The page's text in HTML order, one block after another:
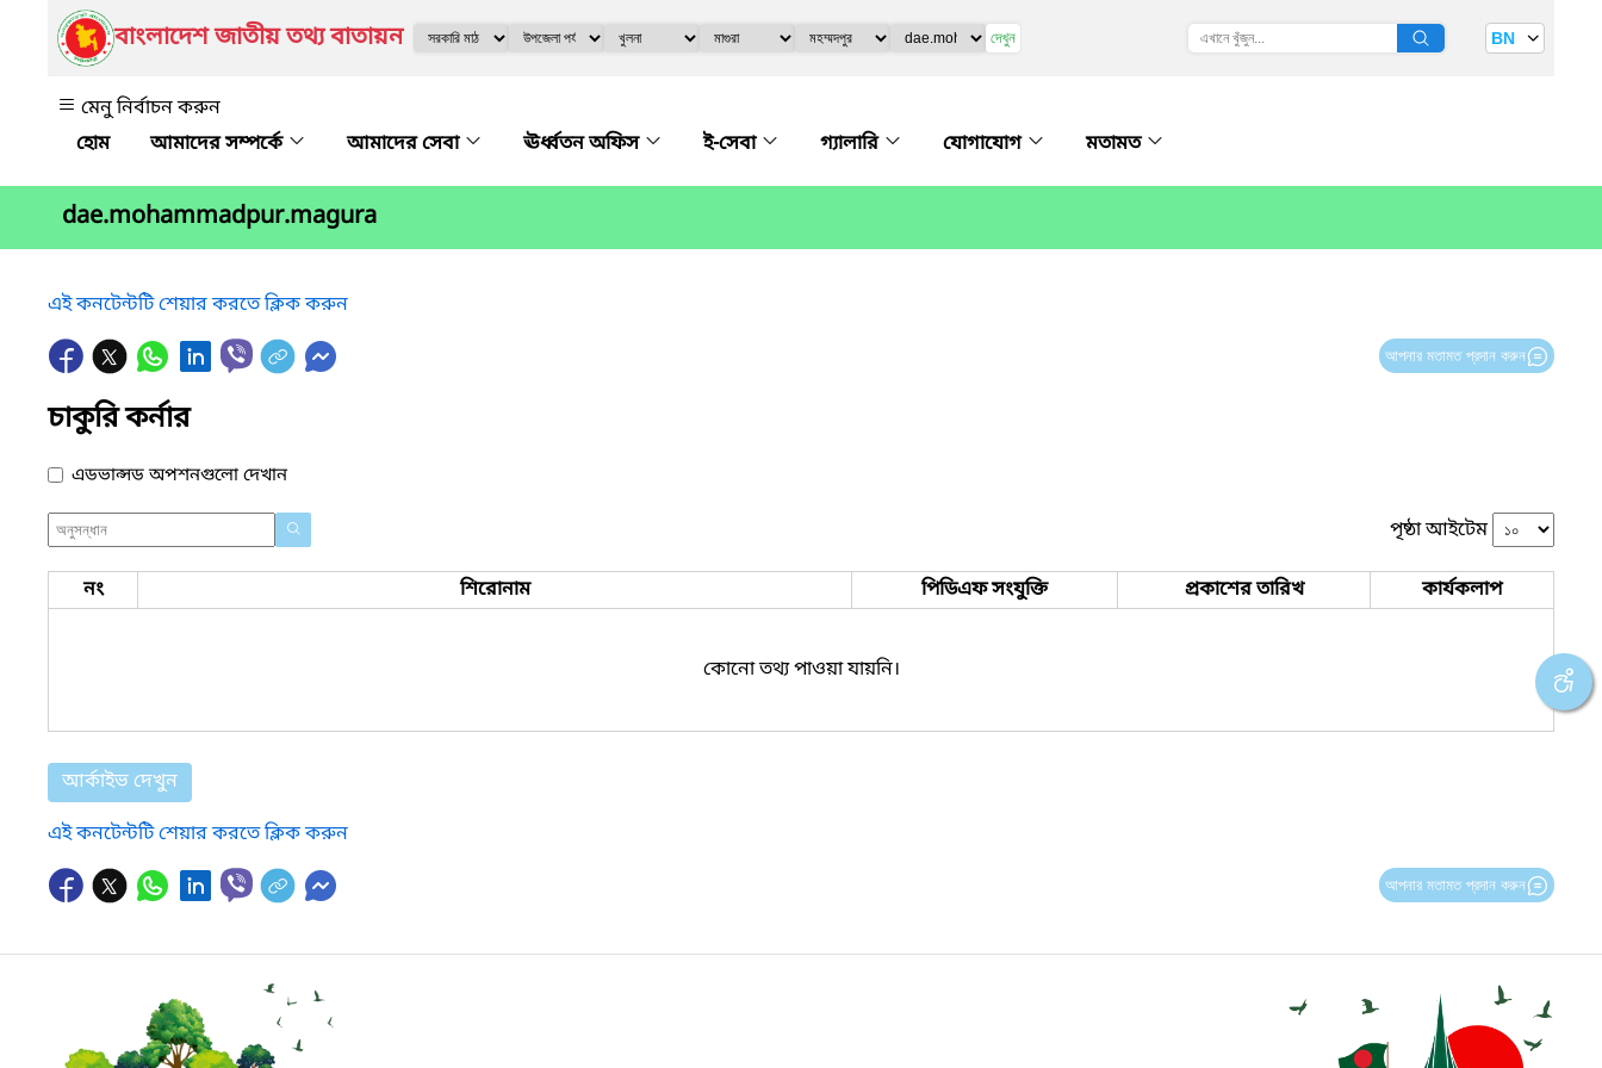
বাংলাদেশ জাতীয় তথ্য বাতায়ন দেখুন BN
মেনু নির্বাচন করুন
আমাদের সম্পর্কে
আমাদের সেবা ঊর্ধ্বতন অফিস ই-সেবা গ্যালারি যোগাযোগ মতামত
dae.mohammadpur.magura
এই কনটেন্টটি শেয়ার করতে ক্লিক করুন
আপনার মতামত প্রদান করুন
চাকুরি কর্নার
এডভান্সড অপশনগুলো দেখান
পৃষ্ঠা আইটেম
নং শিরোনাম পিডিএফ সংযুক্তি প্রকাশের তারিখ কার্যকলাপ
কোনো তথ্য পাওয়া যায়নি।
আর্কাইভ দেখুন
এই কনটেন্টটি শেয়ার করতে ক্লিক করুন
আপনার মতামত প্রদান করুন